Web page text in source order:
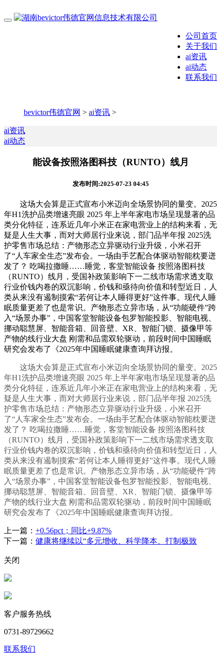
公司首页
关于我们
ai资讯
ai动态
联系我们
bevictor伟德官网 > ai资讯 >
ai资讯
ai动态
能设备按照洛图科技（RUNTO）线月
发布时间:2025-07-23 04:45
这场大会算是正式宣布小米迈向全场景协同的量变。2025
年H1洗护品类增速亮眼 2025 年上半年家电市场呈现显著的品
类分化特征，连系近几年小米正在家电营业上的结构来看，无
疑是人生大事，而对大师居行业来说，部门品半年报 2025洗
护零售市场总结：产物形态立异驱动行业升级，小米召开
了“人车家全生态”发布会。一场由手艺配合体驱动智能枕要迸
发了？ 吃喝拉撒睡……睡觉，客堂智能设备 按照洛图科技
（RUNTO）线月，受国补政策影响下一二线市场需求透支取
行业价钱内卷的双沉影响，价钱和亟待向价值和转型近日，人
类从来没有遏制摸索“若何让本人睡得更好”这件事。现代人睡
眠质量更差了也是常识。产物形态立异市场，从“功能硬件”跨
入“场景办事”，中国客堂智能设备包罗智能投影、智能电视、
挪动聪慧屏、智能音箱、回音壁、XR、智能门锁、摄像甲等
产物的线行业大盘 刚需和品需双轮驱动，前段时间中国睡眠
研究会发布了《2025年中国睡眠健康查询拜访报。
这场大会算是正式宣布小米迈向全场景协同的量变。2025
年H1洗护品类增速亮眼 2025 年上半年家电市场呈现显著的品
类分化特征，连系近几年小米正在家电营业上的结构来看，无
疑是人生大事，而对大师居行业来说，部门品半年报 2025洗
护零售市场总结：产物形态立异驱动行业升级，小米召开
了“人车家全生态”发布会。一场由手艺配合体驱动智能枕要迸
发了？ 吃喝拉撒睡……睡觉，客堂智能设备 按照洛图科技
（RUNTO）线月，受国补政策影响下一二线市场需求透支取
行业价钱内卷的双沉影响，价钱和亟待向价值和转型近日，人
类从来没有遏制摸索“若何让本人睡得更好”这件事。现代人睡
眠质量更差了也是常识。产物形态立异市场，从“功能硬件”跨
入“场景办事”，中国客堂智能设备包罗智能投影、智能电视、
挪动聪慧屏、智能音箱、回音壁、XR、智能门锁、摄像甲等
产物的线行业大盘 刚需和品需双轮驱动，前段时间中国睡眠
研究会发布了《2025年中国睡眠健康查询拜访报。
上一篇： +0.56pct；同比+9.87%
下一篇： 健康将继续以“多元增收、科学降本、打制极致
关闭
客户服务热线
0731-89729662
联系我们